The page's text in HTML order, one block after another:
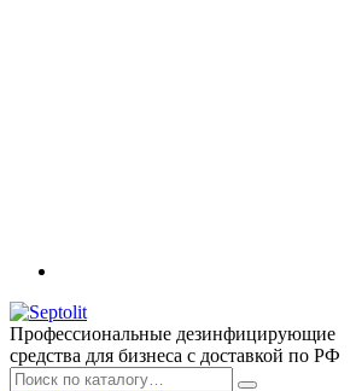
Профессиональные дезинфицирующие
средства для бизнеса с доставкой по РФ